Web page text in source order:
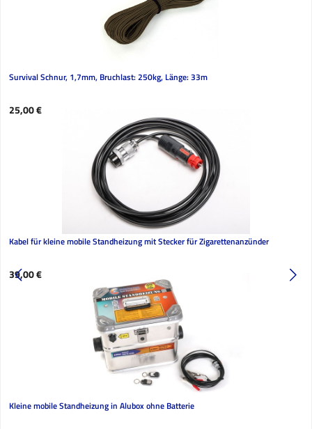
Survival Schnur, 1,7mm, Bruchlast: 250kg, Länge: 33m
Regulärer Preis:
25,00 €
Kabel für kleine mobile Standheizung mit Stecker für Zigarettenanzünder
Regulärer Preis:
39,00 €
Kleine mobile Standheizung in Alubox ohne Batterie